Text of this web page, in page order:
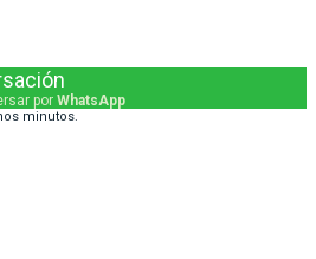
por WhatsApp
minutos.